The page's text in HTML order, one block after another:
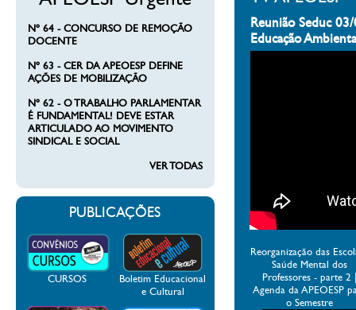
Nº 64 - CONCURSO DE REMOÇÃO
DOCENTE
Nº 63 - CER DA APEOESP DEFINE
AÇÕES DE MOBILIZAÇÃO
Nº 62 - O TRABALHO PARLAMENTAR
É FUNDAMENTAL! DEVE ESTAR
ARTICULADO AO MOVIMENTO
SINDICAL E SOCIAL
VER TODAS
PUBLICAÇÕES
CURSOS
Boletim Educacional
e Cultural
Reunião Seduc
Educação
Reorganização das
Saúde Mental dos
Professores - parte 2
Agenda da APEOESP
o Semestre